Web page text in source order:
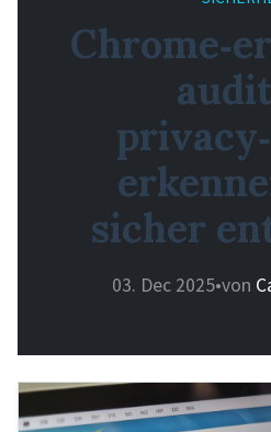
sicher
03. Dec 2025•von